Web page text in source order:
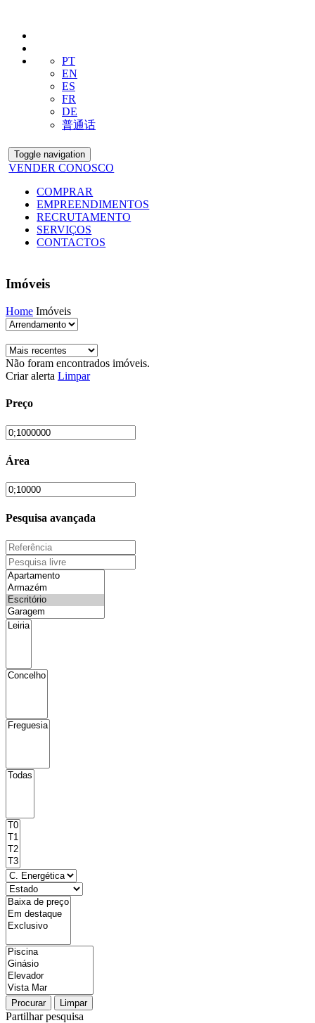
PT
EN
ES
FR
DE
普通话
Toggle navigation
VENDER CONOSCO
COMPRAR
EMPREENDIMENTOS
RECRUTAMENTO
SERVIÇOS
CONTACTOS
Imóveis
Home Imóveis
Não foram encontrados imóveis.
Criar alerta Limpar
Preço
Área
Pesquisa avançada
Procurar Limpar
Partilhar pesquisa